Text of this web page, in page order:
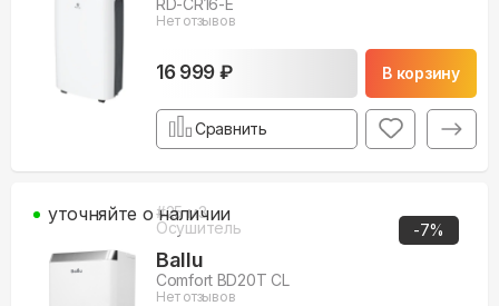
Нет отзывов
16 999 ₽ В корзину
Сравнить
-7%
#25м3
Осушитель
Ballu
Comfort BD20T CL
Нет отзывов
уточняйте о наличии